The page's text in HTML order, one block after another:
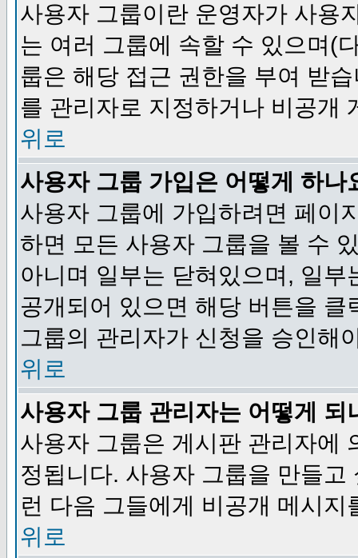
사용자 그룹이란 운영자가 사용
는 여러 그룹에 속할 수 있으며(
룹은 해당 접근 권한을 부여 받
를 관리자로 지정하거나 비공개
위로
사용자 그룹 가입은 어떻게 하나
사용자 그룹에 가입하려면 페이
하면 모든 사용자 그룹을 볼 수
아니며 일부는 닫혀있으며, 일
공개되어 있으면 해당 버튼을
그룹의 관리자가 신청을 승인해
위로
사용자 그룹 관리자는 어떻게 되
사용자 그룹은 게시판 관리자에
정됩니다. 사용자 그룹을 만들
런 다음 그들에게 비공개 메시지
위로